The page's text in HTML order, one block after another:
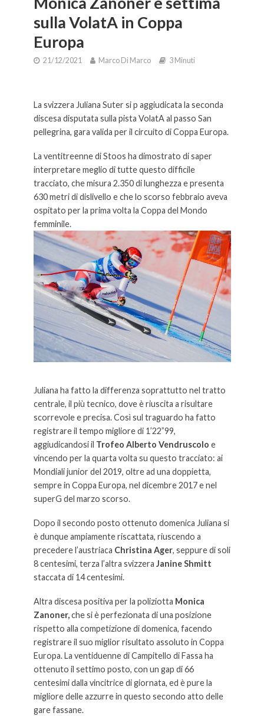
sulla VolatA in Coppa
Europa
21/12/2021 Marco Di Marco 3 Minuti
La svizzera Juliana Suter si p aggiudicata la seconda
discesa disputata sulla pista VolatA al passo San
pellegrina, gara valida per il circuito di Coppa Europa.
La ventitreenne di Stoos ha dimostrato di saper
interpretare meglio di tutte questo difficile
tracciato, che misura 2.350 di lunghezza e presenta
630 metri di dislivello e che lo scorso febbraio aveva
ospitato per la prima volta la Coppa del Mondo
femminile.
Juliana ha fatto la differenza soprattutto nel tratto
centrale, il più tecnico, dove è riuscita a risultare
scorrevole e precisa. Così sul traguardo ha fatto
registrare il tempo migliore di 1’22”99,
aggiudicandosi il Trofeo Alberto Vendruscolo e
vincendo per la quarta volta su questo tracciato: ai
Mondiali junior del 2019, oltre ad una doppietta,
sempre in Coppa Europa, nel dicembre 2017 e nel
superG del marzo scorso.
Dopo il secondo posto ottenuto domenica Juliana si
è dunque ampiamente riscattata, riuscendo a
precedere l’austriaca Christina Ager, seppure di soli
8 centesimi, terza l’altra svizzera Janine Shmitt
staccata di 14 centesimi.
Altra discesa positiva per la poliziotta Monica
Zanoner,che si è perfezionata di una posizione
rispetto alla competizione di domenica, facendo
registrare il suo miglior risultato assoluto in Coppa
Europa. La ventiduenne di Campitello di Fassa ha
ottenuto il settimo posto, con un gap di 66
centesimi dalla vincitrice di giornata, ed è pure la
migliore delle azzurre in questo secondo atto delle
gare fassane.